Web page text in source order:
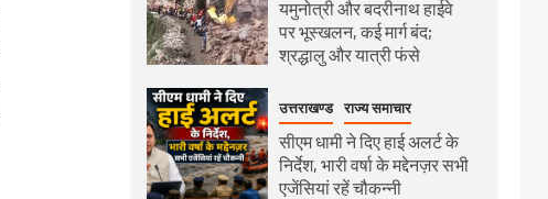
यमुनोत्री और बदरीनाथ हाईवे
पर भूस्खलन, कई मार्ग बंद;
श्रद्धालु और यात्री फंसे
उत्तराखण्ड राज्य समाचार
सीएम धामी ने दिए हाई अलर्ट के
निर्देश, भारी वर्षा के मद्देनज़र सभी
एजेंसियां रहें चौकन्नी